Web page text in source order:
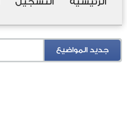
جديد المواضيع